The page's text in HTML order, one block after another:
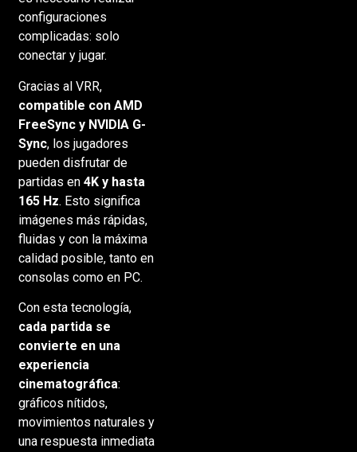
configuraciones
complicadas: solo
conectar y jugar.
Gracias al VRR,
compatible con AMD
FreeSync y NVIDIA G-
Sync, los jugadores
pueden disfrutar de
partidas en 4K y hasta
165 Hz. Esto significa
imágenes más rápidas,
fluidas y con la máxima
calidad posible, tanto en
consolas como en PC.
Con esta tecnología,
cada partida se
convierte en una
experiencia
cinematográfica:
gráficos nítidos,
movimientos naturales y
una respuesta inmediata